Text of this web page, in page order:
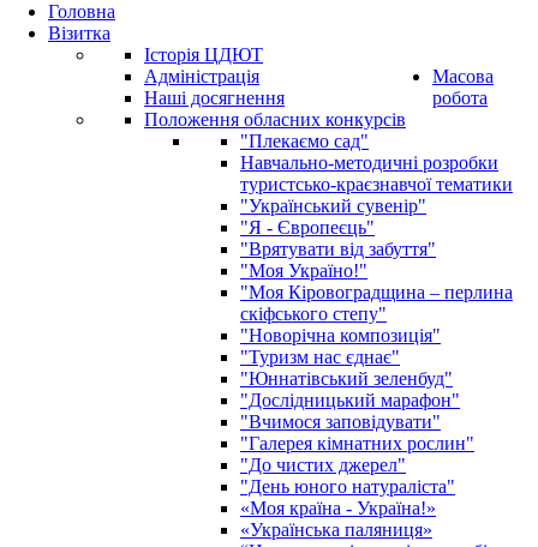
Головна
Візитка
Історія ЦДЮТ
Адміністрація
Наші досягнення
Масова
робота
Положення обласних конкурсів
"Плекаємо сад"
Навчально-методичні розробки
туристсько-краєзнавчої тематики
"Український сувенір"
"Я - Європеєць"
"Врятувати від забуття"
"Моя Україно!"
"Моя Кіровоградщина – перлина
скіфського степу"
"Новорічна композиція"
"Туризм нас єднає"
"Юннатівський зеленбуд"
"Дослідницький марафон"
"Вчимося заповідувати"
"Галерея кімнатних рослин"
"До чистих джерел"
"День юного натураліста"
«Моя країна - Україна!»
«Українська паляниця»